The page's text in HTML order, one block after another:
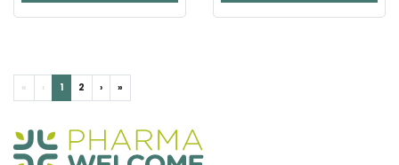
« ‹ 1 2 › »